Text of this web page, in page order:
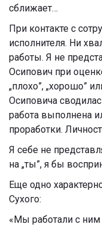
сближает…
При контакте с
исполнителя. Ни
работы. Я не
Осипович при
„плохо”, „хорошо”
Осиповича
работа выполнена
проработки.
Я себе не
на „ты”, я бы
Еще одно
Сухого:
«Мы работали с ним